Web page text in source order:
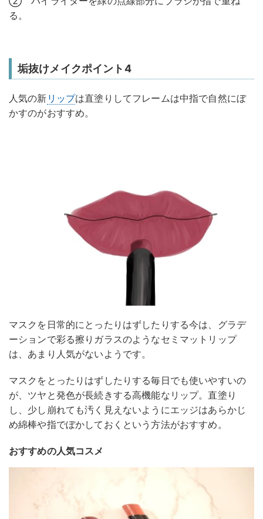
る。
垢抜けメイクポイント4
人気の新 リップは直塗りしてフレームは中指で自然にぼ
かすのがおすすめ。
マスクを日常的にとったりはずしたりする今は、グラデ
ーションで彩る擦りガラスのようなセミマットリップ
は、あまり人気がないようです。
マスクをとったりはずしたりする毎日でも使いやすいの
が、ツヤと発色が長続きする高機能なリップ。直塗り
し、少し崩れても汚く見えないようにエッジはあらかじ
め綿棒や指でぼかしておくという方法がおすすめ。
おすすめの人気コスメ